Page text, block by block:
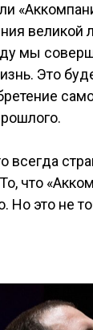
великой
мы
Это
всегда
что
это не